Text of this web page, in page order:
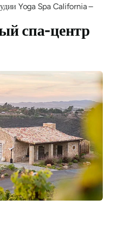
Yoga Spa California –
спа-центр